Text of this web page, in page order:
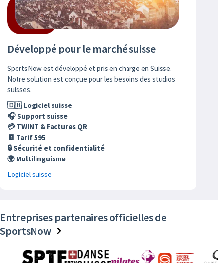
Développé pour le marché suisse
SportsNow est développé et pris en charge en Suisse.
Notre solution est conçue pour les besoins des studios
suisses.
🇨🇭 Logiciel suisse
🎧 Support suisse
💳 TWINT & Factures QR
🧾 Tarif 595
🔒 Sécurité et confidentialité
🌍 Multilinguisme
Logiciel suisse
Entreprises partenaires officielles de
SportsNow